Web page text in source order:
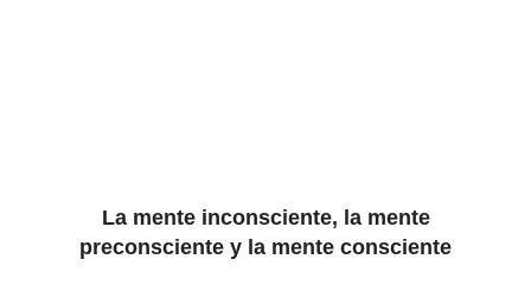
La mente inconsciente, la mente
preconsciente y la mente consciente